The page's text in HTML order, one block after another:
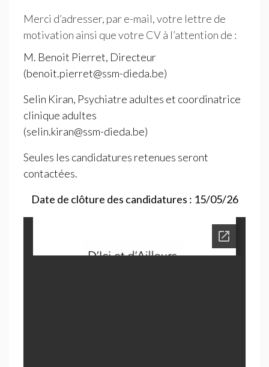
Merci d’adresser, par e-mail, votre lettre de
motivation ainsi que votre CVà l’attention de :
M. Benoit Pierret, Directeur
(benoit.pierret@ssm-dieda.be)
Selin Kiran, Psychiatre adultes et coordinatrice
clinique adultes
(selin.kiran@ssm-dieda.be)
Seules les candidatures retenues seront
contactées.
Date de clôture des candidatures : 15/05/26